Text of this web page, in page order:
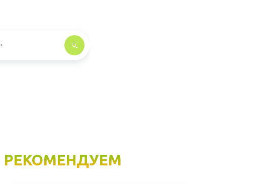
РЕКОМЕНДУЕМ